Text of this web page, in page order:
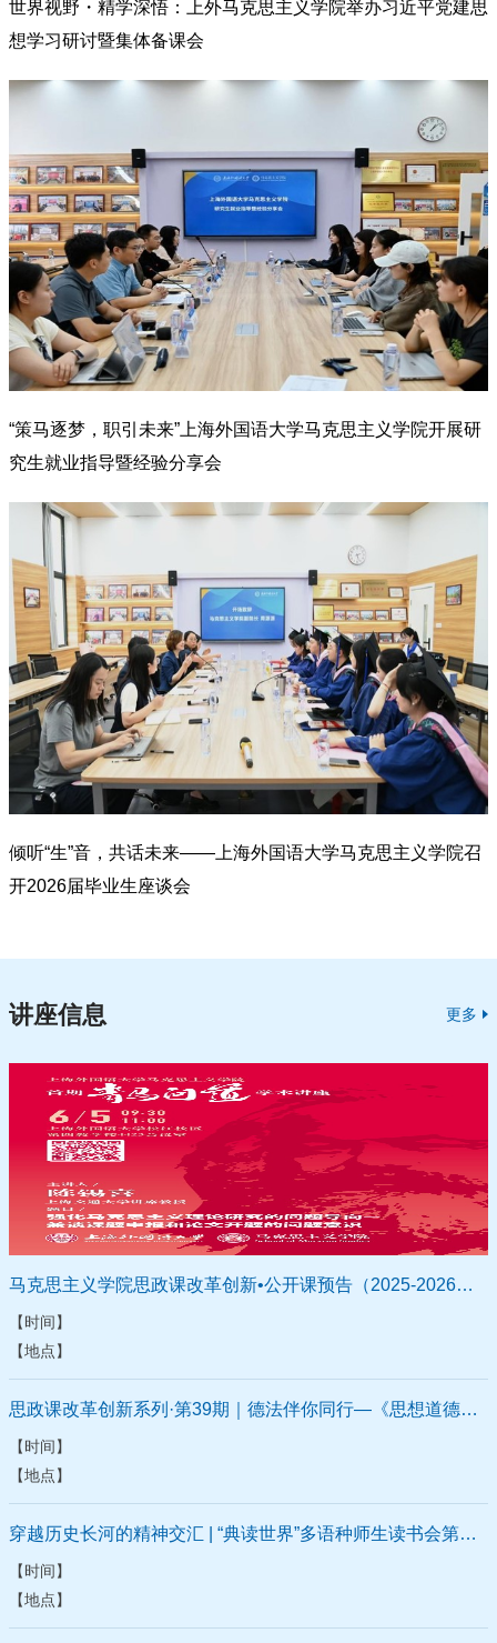
世界视野・精学深悟：上外马克思主义学院举办习近平党建思
想学习研讨暨集体备课会
“策马逐梦，职引未来”上海外国语大学马克思主义学院开展研
究生就业指导暨经验分享会
倾听“生”音，共话未来——上海外国语大学马克思主义学院召
开2026届毕业生座谈会
讲座信息 更多
马克思主义学院思政课改革创新•公开课预告（2025-2026学年第二学期）
【时间】
【地点】
思政课改革创新系列·第39期｜德法伴你同行—《思想道德与法治》第四届读书沙龙
【时间】
【地点】
穿越历史长河的精神交汇 | “典读世界”多语种师生读书会第一期来啦！
【时间】
【地点】